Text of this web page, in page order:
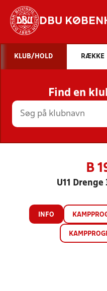
DBU
STILLINGER,
KLUB/HOLD RÆKKE
Find en
B
U11
INFO